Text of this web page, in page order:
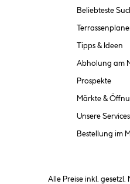
Beliebteste
Tipps & Ideen
Abholung am
Prospekte
Märkte &
Unsere Services
Bestellung im
Alle Preise inkl. gesetzl.